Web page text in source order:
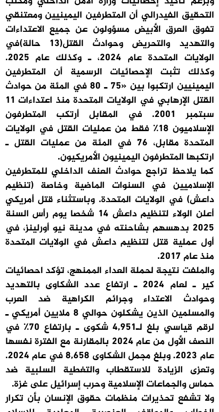
التحقيق الفيدرالي أن المتطرفين اليمينيين ومعتنقي
تفوق العرق الأبيض مسؤولون عن جميع الاعتداءات
والتهديد والتحريض وحوادث القتل(13 حالة)في
الولايات المتحدة عام 2024، ـ وكذلك عام 2025.
وكذلك تثبت الإحصائيات الرسمية أن المتطرفين
اليمينيين ارتكبوا بين «75 ـ 80 في المئة من حوادث
القتل الإرهابي في الولايات المتحدة منذ اعتداءات 11
سبتمبر 2001. في المقابل أرتكب المتطرفون
الإسلاميون 18٪ فقط من عمليات القتل في الولايات
المتحدة مقابل، 76 في المئة من عمليات القتل ـ
ارتكبها المتطرفون اليمينيون الأمريكيون.
كما يلاحظ تراجع حوادث العنف الداخلي للمتطرفين
الإسلاميين في السنوات الماضية وخاصة (تنظيم
داعش) في الولايات المتحدة. وباستثناء قتل أمريكي
أعلن الولاء لتنظيم داعش 14 شخصا يوم رأس السنة
2025 بدهسهم بشاحنته في مدينة نيو أورلينز، في
أول عملية قتل لتنظيم داعش في الولايات المتحدة
منذ عام 2017.
والملفت نتيجة لحملة العداء الممنهج، تؤكد احصائيات
كير ـ لعام 2024 ـ ارتفاع عدد الشكاوى بالتهديد
وحوادث الاعتداء وجرائم الكراهية ضد العرب
والمسلمين الذين يشكلون حوالي 8 ملايين أمريكي ـ
لرقم قياسي بلغ لـ4,951 شكوى ـ بارتفاع 70٪ في
النصف الأول من عام 2024 بالمقارنة مع الفترة نفسها
عام 2023. وبلغ مجمل الشكاوى 8,658 في عام 2024.
وتعزى الزيادة للاستقطاب والتغطية السلبية ضد
حماس والجماعات الإسلامية وحرب إسرائيل على غزة.
ولا تشفع تحذيرات منظمات حقوق الإنسان بأن تكرار